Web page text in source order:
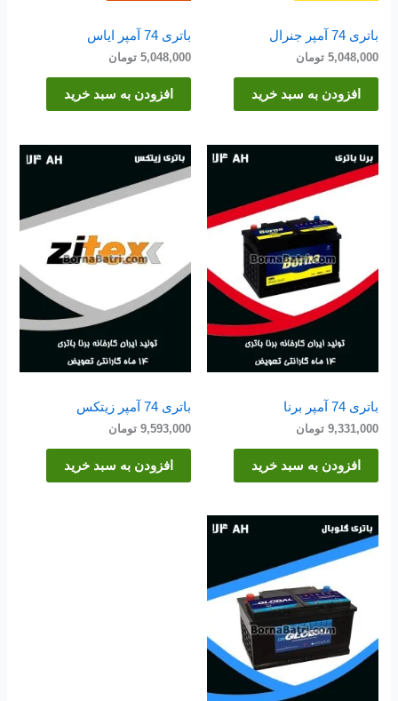
باتری 74 آمپر جنرال
5,048,000 تومان
افزودن به سبد خرید
باتری 74 آمپر ایاس
5,048,000 تومان
افزودن به سبد خرید
باتری 74 آمپر برنا
9,331,000 تومان
افزودن به سبد خرید
باتری 74 آمپر زیتکس
9,593,000 تومان
افزودن به سبد خرید